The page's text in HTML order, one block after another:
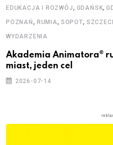
EDUKACJA I ROZWÓJ, GDAŃSK,
POZNAŃ, RUMIA, SOPOT,
WYDARZENIA
Akademia Animatora®
miast, jeden cel
2026-07-14